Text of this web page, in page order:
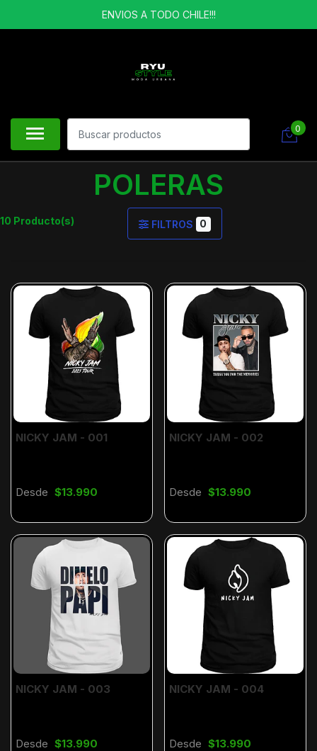
ENVIOS A TODO CHILE!!!
0
POLERAS
10 Producto(s) FILTROS 0
NICKY JAM - 001
Desde $13.990
NICKY JAM - 002
Desde $13.990
NICKY JAM - 003
Desde $13.990
NICKY JAM - 004
Desde $13.990